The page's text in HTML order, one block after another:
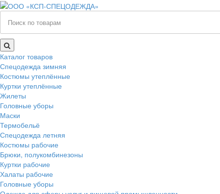
Каталог товаров
Спецодежда зимняя
Костюмы утеплённые
Куртки утеплённые
Жилеты
Головные уборы
Маски
Термобельё
Спецодежда летняя
Костюмы рабочие
Брюки, полукомбинезоны
Куртки рабочие
Халаты рабочие
Головные уборы